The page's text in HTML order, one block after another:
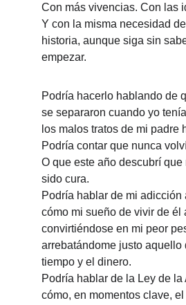
Con más vivencias. Con las
Y con la misma necesidad
historia, aunque siga sin
empezar.
Podría hacerlo hablando de
se separaron cuando yo
los malos tratos de mi padre
Podría contar que nunca
O que este año descubrí que
sido cura.
Podría hablar de mi adicción
cómo mi sueño de vivir de él
convirtiéndose en mi peor
arrebatándome justo aquello
tiempo y el dinero.
Podría hablar de la Ley de la
cómo, en momentos clave,